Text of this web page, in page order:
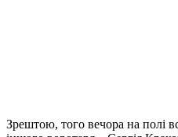
Зрештою, того вечора на полі